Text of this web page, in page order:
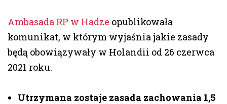
Ambasada RP w Hadze opublikowała
komunikat, w którym wyjaśnia jakie zasady
będą obowiązywały w Holandii od 26 czerwca
2021 roku.
Utrzymana zostaje zasada zachowania 1,5